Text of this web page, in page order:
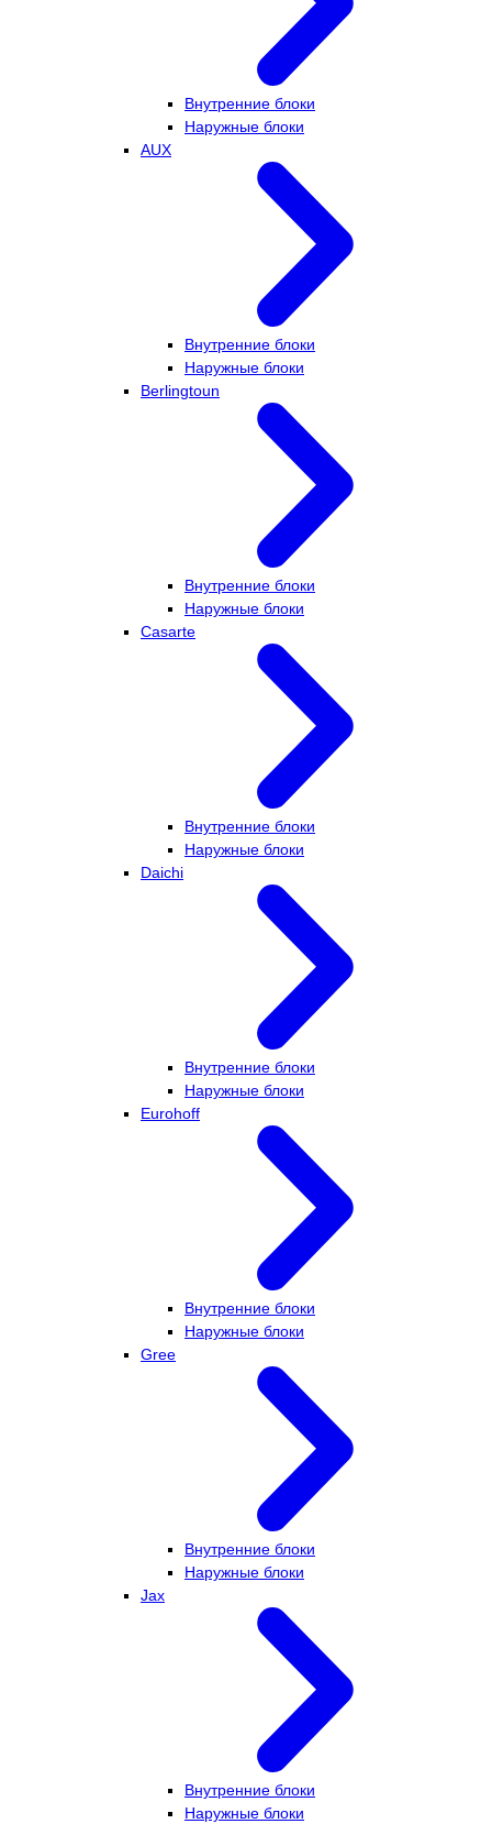
Внутренние блоки
Наружные блоки
AUX
Внутренние блоки
Наружные блоки
Berlingtoun
Внутренние блоки
Наружные блоки
Casarte
Внутренние блоки
Наружные блоки
Daichi
Внутренние блоки
Наружные блоки
Eurohoff
Внутренние блоки
Наружные блоки
Gree
Внутренние блоки
Наружные блоки
Jax
Внутренние блоки
Наружные блоки